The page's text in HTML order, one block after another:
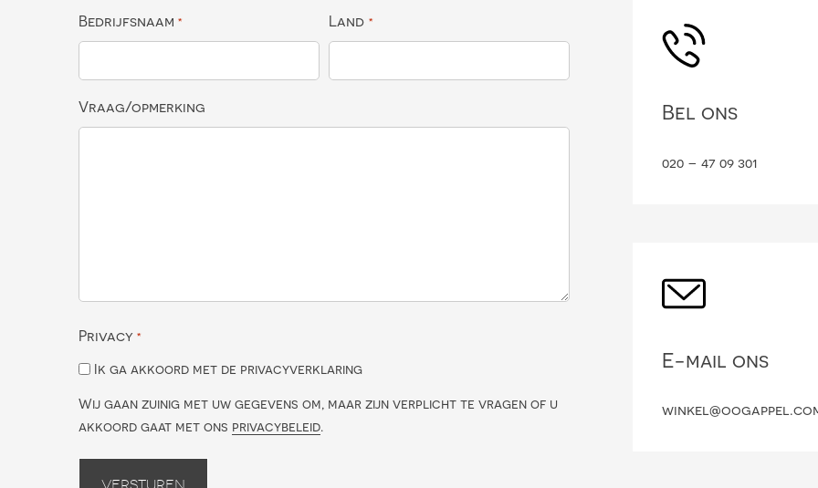
Bedrijfsnaam * Land *
Vraag/opmerking
Privacy *
Ik ga akkoord met de privacyverklaring
Wij gaan zuinig met uw gegevens om, maar zijn verplicht te vragen of u
akkoord gaat met ons privacybeleid.
Bel ons
020 – 47 09 301
E-mail ons